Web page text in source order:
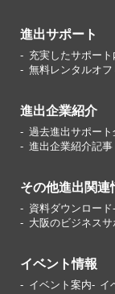
進出サポート
充実したサポート
無料レンタルオフ
進出企業紹介
過去進出サポート
進出企業紹介記事
その他進出関連
資料ダウンロード
大阪のビジネス
イベント情報
イベント案内 イ